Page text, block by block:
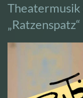
Theatermusik
„Ratzenspatz“